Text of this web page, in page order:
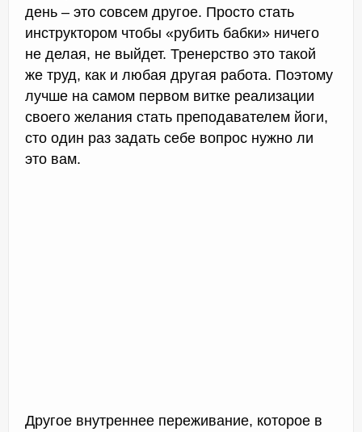
день – это совсем другое. Просто стать
инструктором чтобы «рубить бабки» ничего
не делая, не выйдет. Тренерство это такой
же труд, как и любая другая работа. Поэтому
лучше на самом первом витке реализации
своего желания стать преподавателем йоги,
сто один раз задать себе вопрос нужно ли
это вам.
Другое внутреннее переживание, которое в